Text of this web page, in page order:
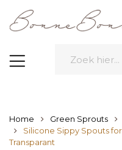
Home Green Sprouts
Silicone Sippy Spouts
Transparant